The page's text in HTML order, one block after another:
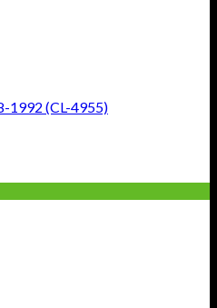
1992 (CL-4955)